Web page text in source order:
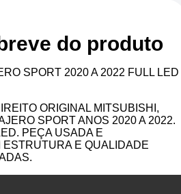
do produto
SPORT 2020 A 2022 FULL LED
ORIGINAL MITSUBISHI,
SPORT ANOS 2020 A 2022.
PEÇA USADA E
E QUALIDADE